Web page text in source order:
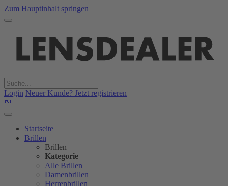
Zum Hauptinhalt springen
Login Neuer Kunde? Jetzt registrieren

Startseite
Brillen
Brillen
Kategorie
Alle Brillen
Damenbrillen
Herrenbrillen